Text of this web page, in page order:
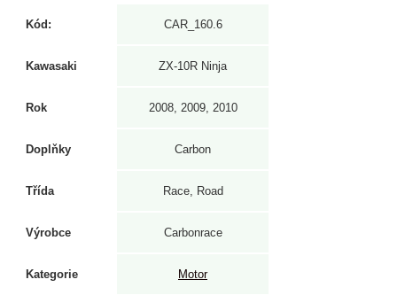
Kód: CAR_160.6
Kawasaki ZX-10R Ninja
Rok 2008, 2009, 2010
Doplňky Carbon
Třída Race, Road
Výrobce Carbonrace
Kategorie Motor